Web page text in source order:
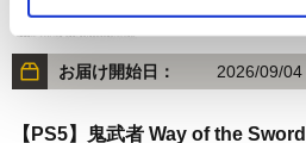
お届け開始日： 2026/09/04
【PS5】鬼武者 Way of the